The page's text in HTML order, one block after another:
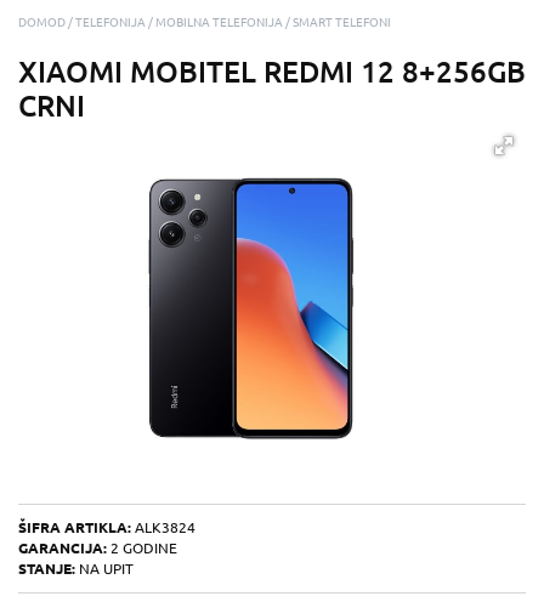
DOMOD TELEFONIJA MOBILNA TELEFONIJA SMART TELEFONI
XIAOMI MOBITEL REDMI 12 8+256GB
CRNI
ŠIFRA ARTIKLA: ALK3824
GARANCIJA: 2 GODINE
STANJE: NA UPIT